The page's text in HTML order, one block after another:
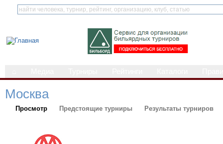
Москва
Просмотр Предстоящие турниры Результаты турниров